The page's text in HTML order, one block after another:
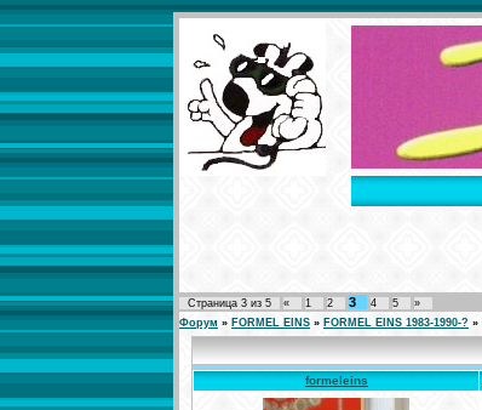
Страница 3 из 5 « 1 2 3 4 5
»
Форум » FORMEL EINS » FORMEL EINS 1983-1990-? »
formeleins